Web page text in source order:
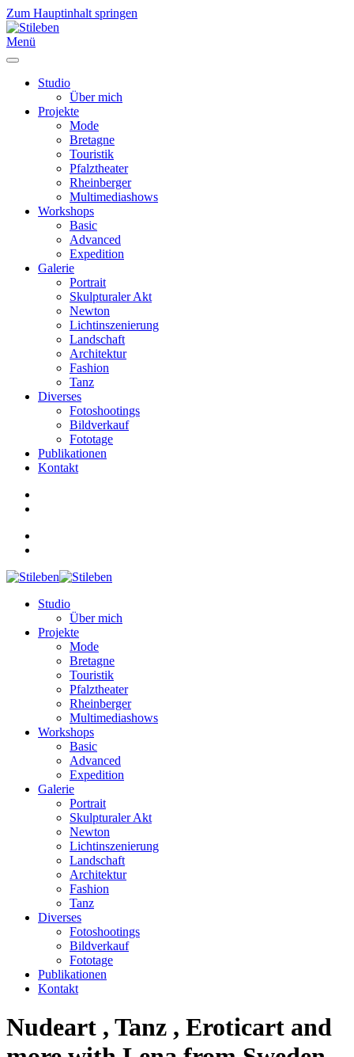
Zum Hauptinhalt springen
Menü
Studio
Über mich
Projekte
Mode
Bretagne
Touristik
Pfalztheater
Rheinberger
Multimediashows
Workshops
Basic
Advanced
Expedition
Galerie
Portrait
Skulpturaler Akt
Newton
Lichtinszenierung
Landschaft
Architektur
Fashion
Tanz
Diverses
Fotoshootings
Bildverkauf
Fototage
Publikationen
Kontakt
Studio
Über mich
Projekte
Mode
Bretagne
Touristik
Pfalztheater
Rheinberger
Multimediashows
Workshops
Basic
Advanced
Expedition
Galerie
Portrait
Skulpturaler Akt
Newton
Lichtinszenierung
Landschaft
Architektur
Fashion
Tanz
Diverses
Fotoshootings
Bildverkauf
Fototage
Publikationen
Kontakt
Nudeart , Tanz , Eroticart and